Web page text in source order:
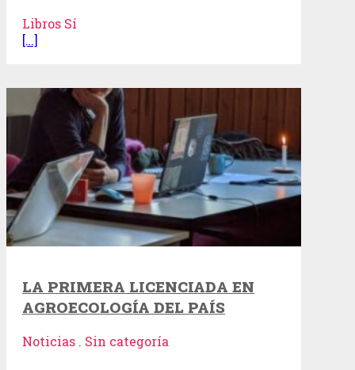
Libros Sí
[…]
LA PRIMERA LICENCIADA EN
AGROECOLOGÍA DEL PAÍS
Noticias . Sin categoría